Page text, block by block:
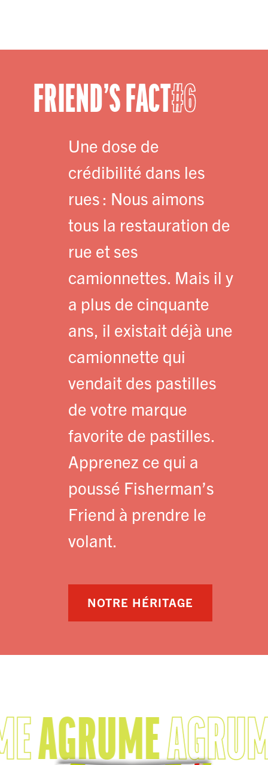
FRIEND’S FACT 6
Une dose de
crédibilité dans les
rues : Nous aimons
tous la restauration de
rue et ses
camionnettes. Mais il y
a plus de cinquante
ans, il existait déjà une
camionnette qui
vendait des pastilles
de votre marque
favorite de pastilles.
Apprenez ce qui a
poussé Fisherman’s
Friend à prendre le
volant.
NOTRE HÉRITAGE
AGRUME